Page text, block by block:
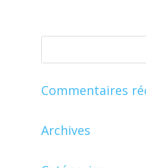
Commentaires
Archives